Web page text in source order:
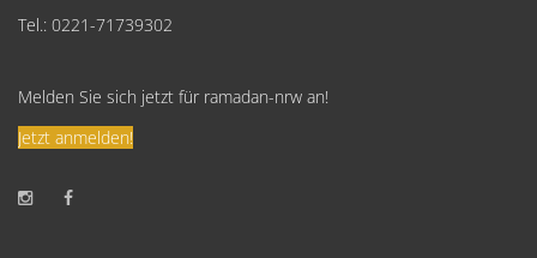
Tel.: 0221-71739302
Melden Sie sich jetzt für ramadan-nrw an!
Jetzt anmelden!